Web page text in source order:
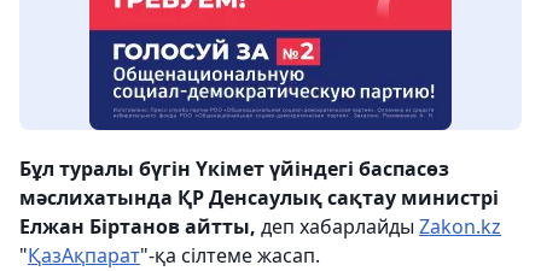
Бұл туралы бүгін Үкімет үйіндегі баспасөз
мәслихатында ҚР Денсаулық сақтау министрі
Елжан Біртанов айтты, деп хабарлайды Zakon.kz
"ҚазАқпарат"-қа сілтеме жасап.